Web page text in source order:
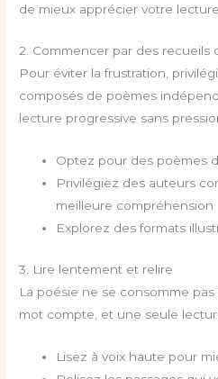
de mieux apprécier votre
2. Commencer par des recueils
Pour éviter la frustration,
composés de poèmes
lecture progressive sans
Optez pour des poèmes
Privilégiez des auteurs
meilleure compréhension
Explorez des formats
3. Lire lentement et relire
La poésie ne se consomme
mot compte, et une seule
Lisez à voix haute pour